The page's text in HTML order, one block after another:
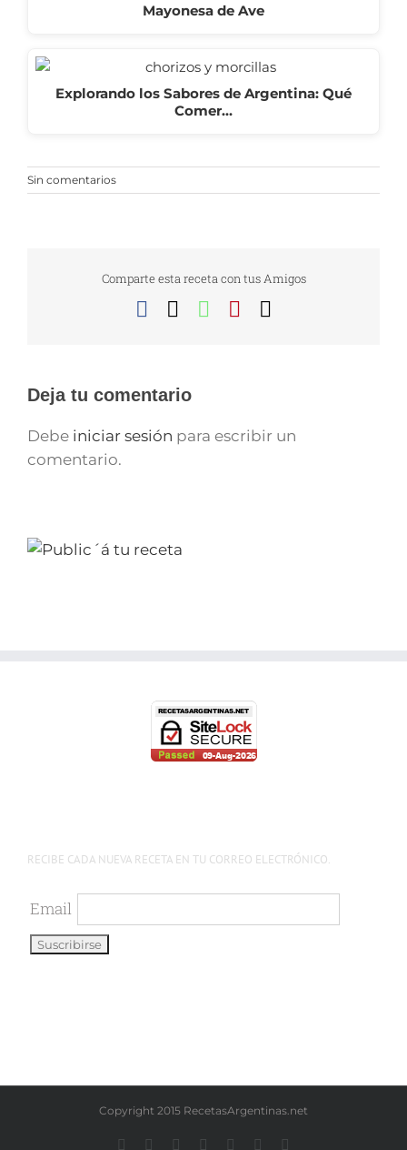
Mayonesa de Ave
Explorando los Sabores de Argentina: Qué
Comer…
Sin comentarios
Comparte esta receta con tus Amigos
FacebookWhatsApp
Pinterest
Deja tu comentario
Debe iniciar sesión para escribir un
comentario.
RECIBE CADA NUEVA RECETA EN TU CORREO ELECTRÓNICO.
Email
Copyright 2015 RecetasArgentinas.net
FacebookInstagramYouTubeLinkedIn Pinterest